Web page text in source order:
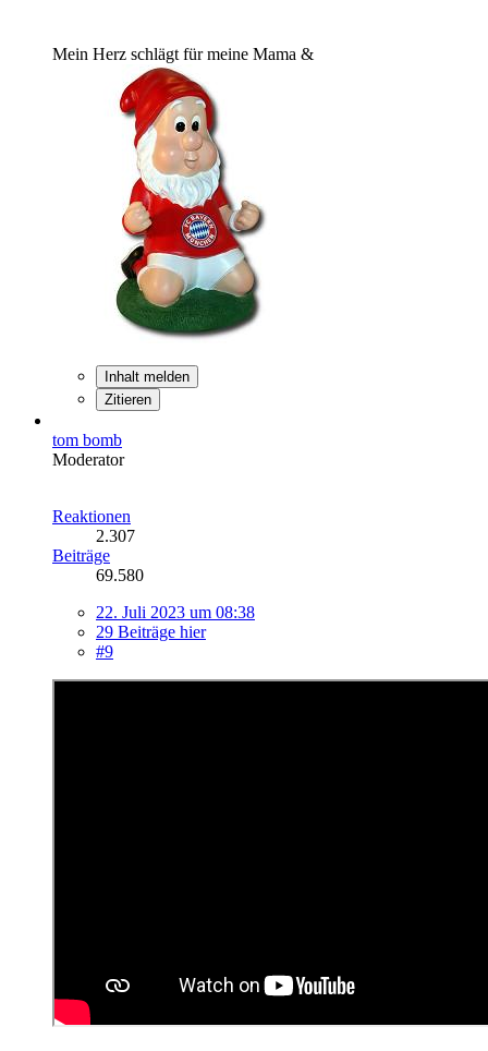
Mein Herz schlägt für meine Mama &
Inhalt melden
Zitieren
tom bomb
Moderator
Reaktionen
2.307
Beiträge
69.580
22. Juli 2023 um 08:38
29 Beiträge hier
#9